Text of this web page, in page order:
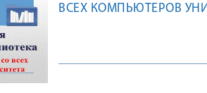
ВСЕХ КОМПЬЮТЕРОВ